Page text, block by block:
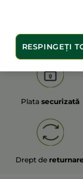
OLD
Plata securizată
Drept de returnare
RESPINGEȚI